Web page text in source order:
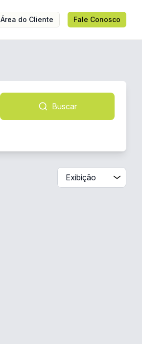
Área do Cliente Fale Conosco
Buscar